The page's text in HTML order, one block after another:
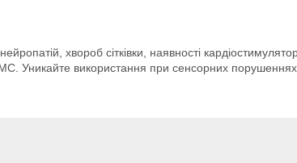
хвороб сітківки, наявності
ВМС. Уникайте використання при сенсорних